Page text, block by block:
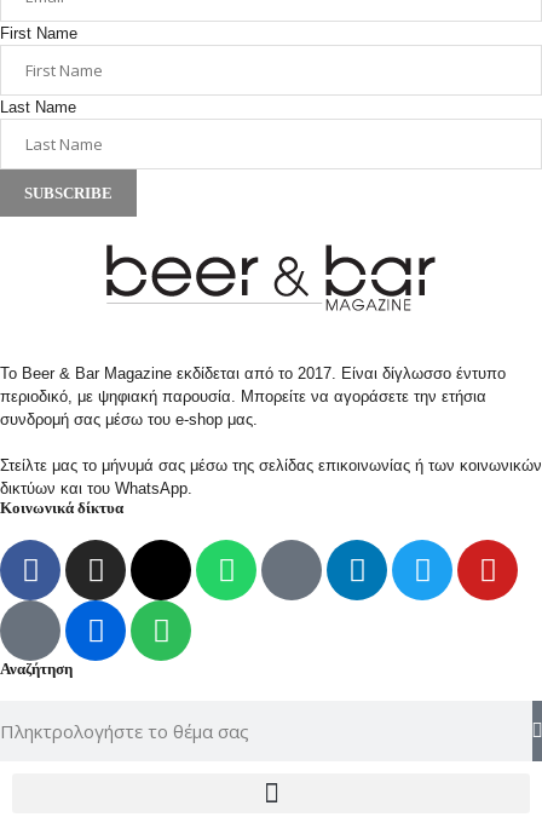
First Name
Last Name
SUBSCRIBE
Το Beer & Bar Magazine εκδίδεται από το 2017. Είναι δίγλωσσο έντυπο
περιοδικό, με ψηφιακή παρουσία. Μπορείτε να αγοράσετε την ετήσια
συνδρομή σας μέσω του e-shop μας.
Στείλτε μας το μήνυμά σας μέσω της σελίδας επικοινωνίας ή των κοινωνικών
δικτύων και του WhatsApp.
Κοινωνικά δίκτυα
Αναζήτηση